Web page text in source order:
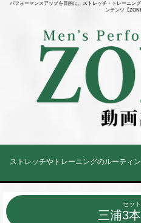
パフォーマンスアップを目的に、ストレッチ・トレーニン
ンテンツ【
トレッチやトレーニングのルーティン、
セッ
三浦3